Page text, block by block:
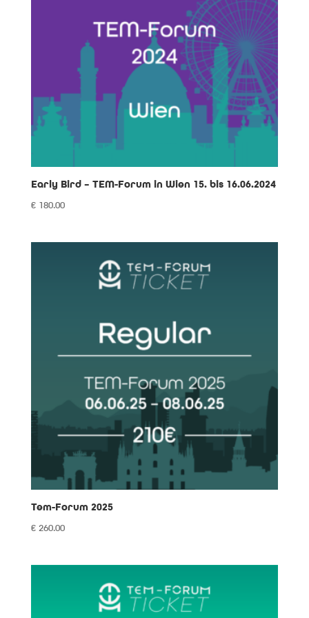
Early Bird – TEM-Forum in Wien 15. bis 16.06.2024
€180.00
Tem-Forum 2025
€260.00